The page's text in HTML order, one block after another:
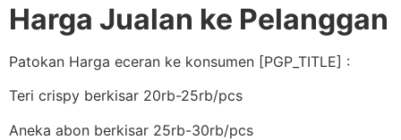
Harga Jualan ke Pelanggan
Patokan Harga eceran ke konsumen [PGP_TITLE] :
Teri crispy berkisar 20rb-25rb/pcs
Aneka abon berkisar 25rb-30rb/pcs